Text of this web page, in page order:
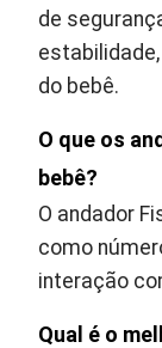
de
do bebê.
O que os
bebê?
O andador
como
interação
Qual é o